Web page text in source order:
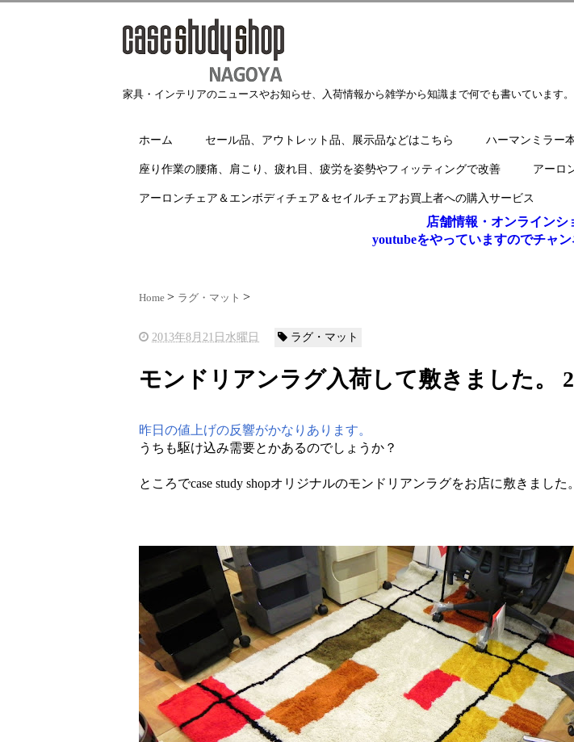
家具・インテリアのニュースやお知らせ、入荷情報から雑学から知識まで何でも書いています。
ホーム セール品、アウトレット品、展示品などはこちら ハーマンミラー
座り作業の腰痛、肩こり、疲れ目、疲労を姿勢やフィッティングで改善 アーロ
アーロンチェア＆エンボディチェア＆セイルチェアお買上者への購入サービス
店舗情報・オンラインシ
youtubeをやっていますのでチャ
Home ラグ・マット
2013年8月21日水曜日 ラグ・マット
モンドリアンラグ入荷して敷きました。
昨日の値上げの反響がかなりあります。
うちも駆け込み需要とかあるのでしょうか？
ところでcase study shopオリジナルのモンドリアンラグをお店に敷きました。